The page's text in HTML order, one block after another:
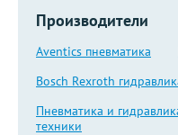
Производители
Aventics пневматика
Bosch Rexroth
Пневматика и
техники